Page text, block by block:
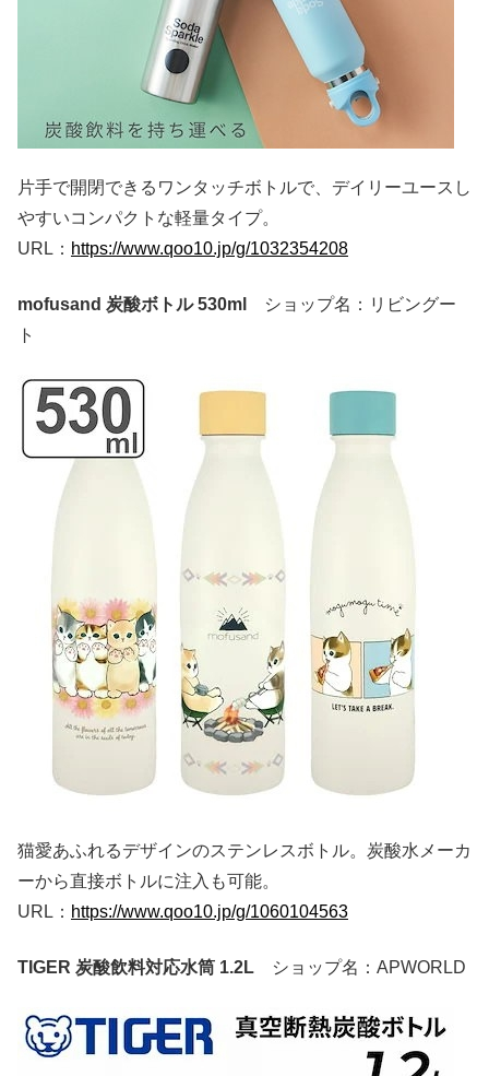
片手で開閉できるワンタッチボトルで、デイリーユースし
やすいコンパクトな軽量タイプ。
URL： https://www.qoo10.jp/g/1032354208
mofusand 炭酸ボトル 530ml
ショップ名：リビングー
ト
猫愛あふれるデザインのステンレスボトル。炭酸水メーカ
ーから直接ボトルに注入も可能。
URL： https://www.qoo10.jp/g/1060104563
TIGER 炭酸飲料対応水筒 1.2L ショップ名：APWORLD